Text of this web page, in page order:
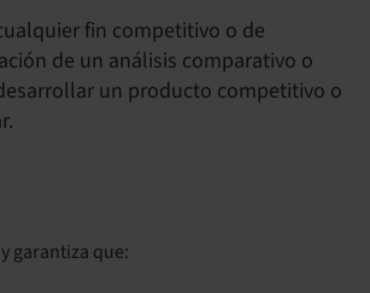
fin competitivo o de
de un análisis comparativo o
un producto competitivo o
garantiza que: